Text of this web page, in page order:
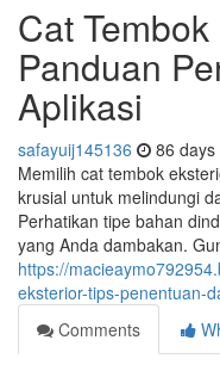
Cat
Panduan
Aplikasi
safayuij145136 86 days
Memilih cat tembok
krusial untuk melindungi
Perhatikan tipe bahan
yang Anda dambakan.
https://
eksterior-tips-penentuan-
Comments